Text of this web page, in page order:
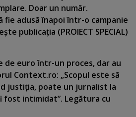
Doar un număr.
fie adusă înapoi într-o campanie
publicaţia (PROIECT SPECIAL)
de euro într-un proces, dar au
Context.ro: „Scopul este să
justiţia, poate un jurnalist la
fost intimidat”. Legătura cu